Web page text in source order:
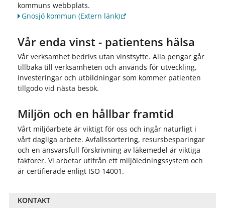
kommuns webbplats.
Gnosjö kommun (Extern länk)
Vår enda vinst - patientens hälsa
Vår verksamhet bedrivs utan vinstsyfte. Alla pengar går
tillbaka till verksamheten och används för utveckling,
investeringar och utbildningar som kommer patienten
tillgodo vid nästa besök.
Miljön och en hållbar framtid
Vårt miljöarbete är viktigt för oss och ingår naturligt i
vårt dagliga arbete. Avfallssortering, resursbesparingar
och en ansvarsfull förskrivning av läkemedel är viktiga
faktorer. Vi arbetar utifrån ett miljöledningssystem och
är certifierade enligt ISO 14001.
KONTAKT